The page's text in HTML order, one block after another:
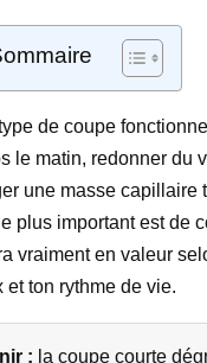
de coupe
le matin, redonner du
une masse capillaire
plus important est de
vraiment en valeur
et ton rythme de vie.
: la coupe courte